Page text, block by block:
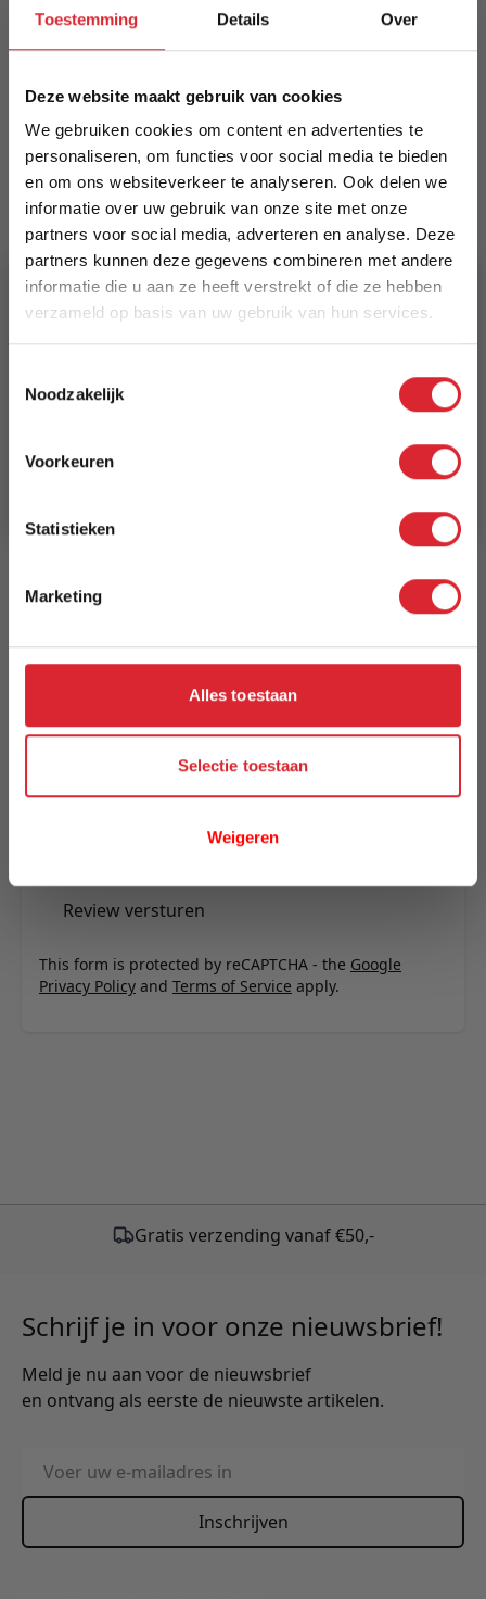
Toestemming Details Over
Deze website maakt gebruik van cookies
We gebruiken cookies om content en advertenties te
personaliseren, om functies voor social media te bieden
en om ons websiteverkeer te analyseren. Ook delen we
informatie over uw gebruik van onze site met onze
partners voor social media, adverteren en analyse. Deze
partners kunnen deze gegevens combineren met andere
informatie die u aan ze heeft verstrekt of die ze hebben
verzameld op basis van uw gebruik van hun services.
Noodzakelijk
Voorkeuren
Statistieken
Marketing
Alles toestaan
Selectie toestaan
Weigeren
moderniseert. Comfort en stijl in één; combineer
met eetkamerstoel Conner of Nox voor een
Uw naam
Review
Review versturen
This form is protected by reCAPTCHA - the Google
Privacy Policy and Terms of Service apply.
Meer informatie
Merk
Kick Collection
EAN
8720604679151
€ 199,00
Levertijd
Gratis verzending vanaf €50,-
Schrijf je in voor onze nieuwsbrief!
Meld je nu aan voor de nieuwsbrief
en ontvang als eerste de nieuwste artikelen.
E-mailadres
Inschrijven